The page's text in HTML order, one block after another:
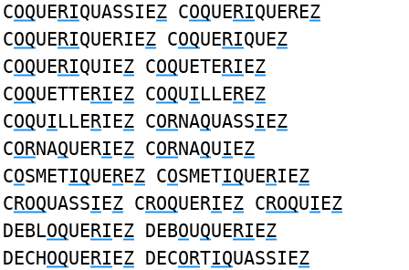
COQUERIQUASSIEZ COQUERIQUEREZ
COQUERIQUERIEZ COQUERIQUEZ
COQUERIQUIEZ COQUETERIEZ
COQUETTERIEZ COQUILLEREZ
COQUILLERIEZ CORNAQUASSIEZ
CORNAQUERIEZ CORNAQUIEZ
COSMETIQUEREZ COSMETIQUERIEZ
CROQUASSIEZ CROQUERIEZ CROQUIEZ
DEBLOQUERIEZ DEBOUQUERIEZ
DECHOQUERIEZ DECORTIQUASSIEZ